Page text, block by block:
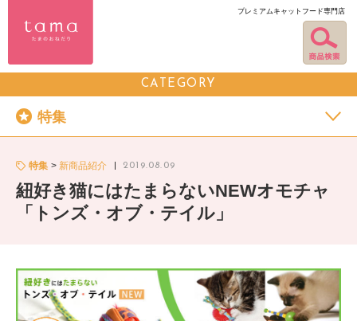
プレミアムキャットフード専門店
CATEGORY
特集
特集 新商品紹介 2019.08.09
紐好き猫にはたまらないNEWオモチャ
「トンズ・オブ・テイル」